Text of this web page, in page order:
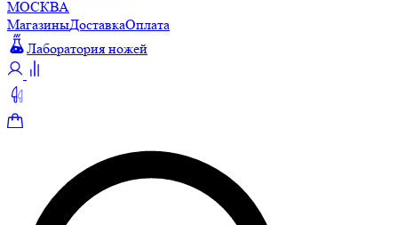
МОСКВА
МагазиныДоставкаОплата
Лаборатория ножей